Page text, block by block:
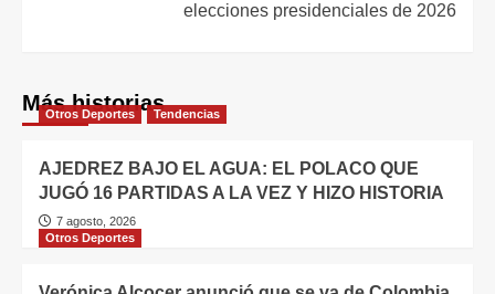
elecciones presidenciales de 2026
Más historias
Otros Deportes Tendencias
AJEDREZ BAJO EL AGUA: EL POLACO QUE
JUGÓ 16 PARTIDAS A LA VEZ Y HIZO HISTORIA
7 agosto, 2026
Otros Deportes